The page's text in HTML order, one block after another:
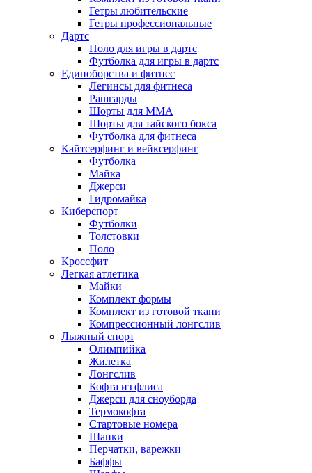
Гетры любительские
Гетры профессиональные
Дартс
Поло для игры в дартс
Футболка для игры в дартс
Единоборства и фитнес
Легинсы для фитнеса
Рашгарды
Шорты для MMA
Шорты для тайского бокса
Футболка для фитнеса
Кайтсерфинг и вейксерфинг
Футболка
Майка
Джерси
Гидромайка
Киберспорт
Футболки
Толстовки
Поло
Кроссфит
Легкая атлетика
Майки
Комплект формы
Комплект из готовой ткани
Компрессионный лонгслив
Лыжный спорт
Олимпийка
Жилетка
Лонгслив
Кофта из флиса
Джерси для сноуборда
Термокофта
Стартовые номера
Шапки
Перчатки, варежки
Баффы